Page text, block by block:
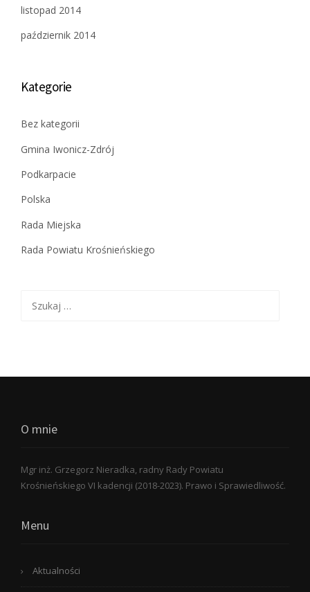
listopad 2014
październik 2014
Kategorie
Bez kategorii
Gmina Iwonicz-Zdrój
Podkarpacie
Polska
Rada Miejska
Rada Powiatu Krośnieńskiego
O mnie
Mgr inż. Grzegorz Nieradka, radny Rady Powiatu
Krośnieńskiego VI kadencji (2018-2023). Prawo i Sprawiedliwość.
Menu
Aktualności